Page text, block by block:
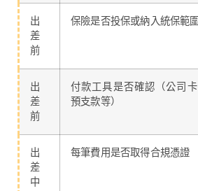
出
差
前
保險是否投保或納入統保範圍
出
差
前
付款工具是否確認（公司卡
預支款等）
出
差
中
每筆費用是否取得合規憑證